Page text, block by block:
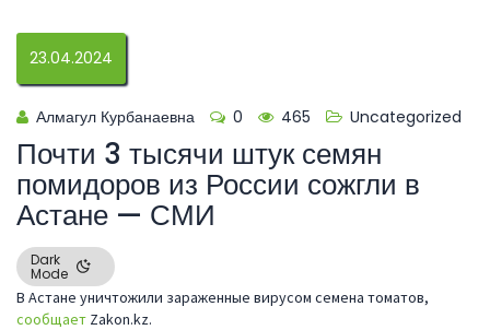
23.04.2024
Алмагул Курбанаевна 0 465 Uncategorized
Почти 3 тысячи штук семян
помидоров из России сожгли в
Астане — СМИ
Dark
Mode
В Астане уничтожили зараженные вирусом семена томатов,
сообщает Zakon.kz.